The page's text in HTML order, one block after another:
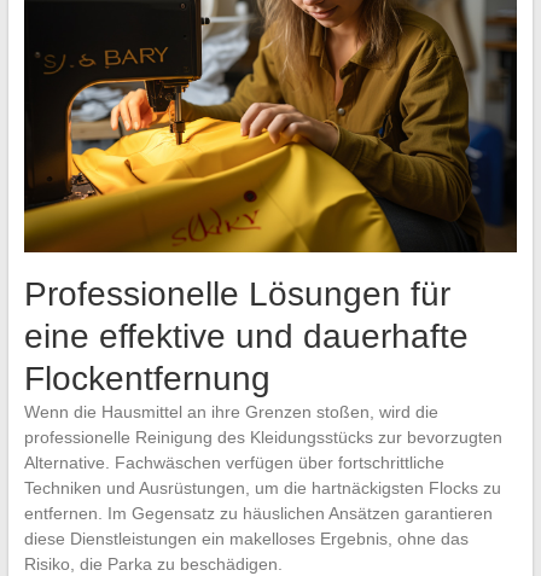
Professionelle Lösungen für
eine effektive und dauerhafte
Flockentfernung
Wenn die Hausmittel an ihre Grenzen stoßen, wird die
professionelle Reinigung des Kleidungsstücks zur bevorzugten
Alternative. Fachwäschen verfügen über fortschrittliche
Techniken und Ausrüstungen, um die hartnäckigsten Flocks zu
entfernen. Im Gegensatz zu häuslichen Ansätzen garantieren
diese Dienstleistungen ein makelloses Ergebnis, ohne das
Risiko, die Parka zu beschädigen.